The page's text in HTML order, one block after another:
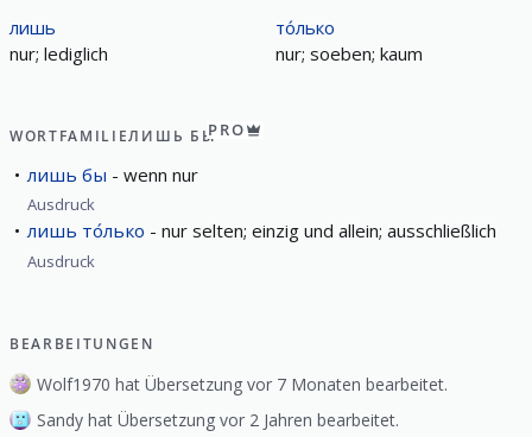
лишь
nur; lediglich
то́лько
nur; soeben; kaum
WORTFAMILIEЛИШЬ БЫPRO
лишь бы wenn nur
Ausdruck
лишь то́лько nur selten; einzig und allein; ausschließlich
Ausdruck
BEARBEITUNGEN
Wolf1970 hat Übersetzung vor 7 Monaten bearbeitet.
Sandy hat Übersetzung vor 2 Jahren bearbeitet.